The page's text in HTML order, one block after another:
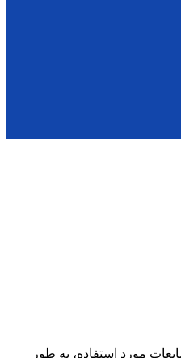
مورد استفاده، به طور